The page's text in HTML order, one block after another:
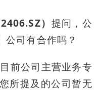
） 提问，公
公司有合作吗？
前公司主营业务专
所提及的公司暂无